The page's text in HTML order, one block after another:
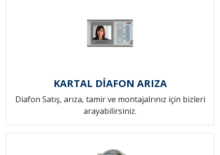
KARTAL DİAFON ARIZA
Diafon Satış, arıza, tamir ve montajalrınız için bizleri
arayabilirsiniz.